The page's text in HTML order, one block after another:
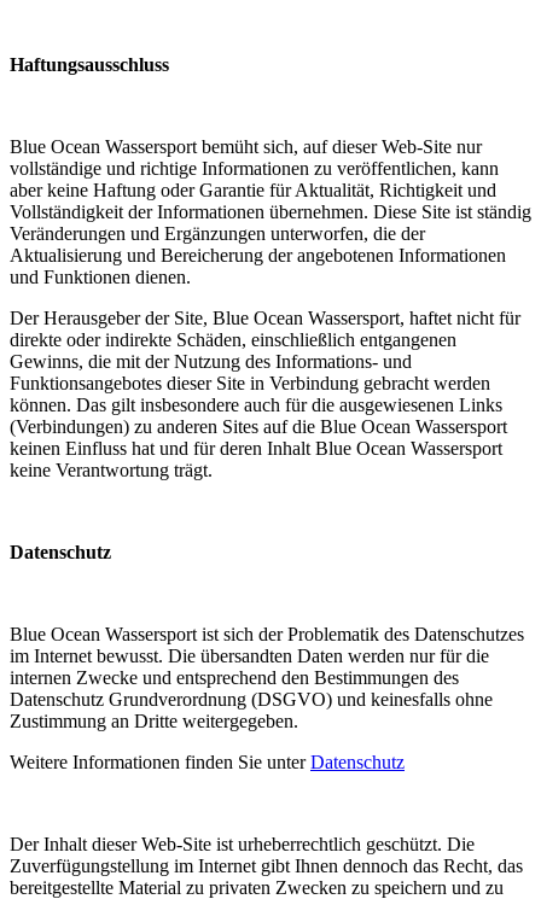
Haftungsausschluss
Blue Ocean Wassersport bemüht sich, auf dieser Web-Site nur
vollständige und richtige Informationen zu veröffentlichen, kann
aber keine Haftung oder Garantie für Aktualität, Richtigkeit und
Vollständigkeit der Informationen übernehmen. Diese Site ist ständig
Veränderungen und Ergänzungen unterworfen, die der
Aktualisierung und Bereicherung der angebotenen Informationen
und Funktionen dienen.
Der Herausgeber der Site, Blue Ocean Wassersport, haftet nicht für
direkte oder indirekte Schäden, einschließlich entgangenen
Gewinns, die mit der Nutzung des Informations- und
Funktionsangebotes dieser Site in Verbindung gebracht werden
können. Das gilt insbesondere auch für die ausgewiesenen Links
(Verbindungen) zu anderen Sites auf die Blue Ocean Wassersport
keinen Einfluss hat und für deren Inhalt Blue Ocean Wassersport
keine Verantwortung trägt.
Datenschutz
Blue Ocean Wassersport ist sich der Problematik des Datenschutzes
im Internet bewusst. Die übersandten Daten werden nur für die
internen Zwecke und entsprechend den Bestimmungen des
Datenschutz Grundverordnung (DSGVO) und keinesfalls ohne
Zustimmung an Dritte weitergegeben.
Weitere Informationen finden Sie unterDatenschutz
Der Inhalt dieser Web-Site ist urheberrechtlich geschützt. Die
Zuverfügungstellung im Internet gibt Ihnen dennoch das Recht, das
bereitgestellte Material zu privaten Zwecken zu speichern und zu